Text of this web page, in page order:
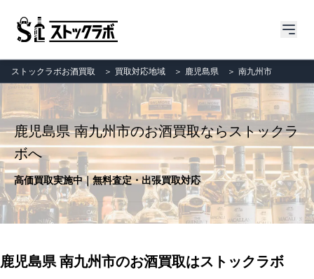
ストックラボお酒買取 ＞ 買取対応地域 ＞ 鹿児島県 ＞ 南九州市
鹿児島県 南九州市のお酒買取ならストックラ
ボへ
高価買取実施中｜無料査定・出張買取対応
鹿児島県 南九州市のお酒買取はストックラボ